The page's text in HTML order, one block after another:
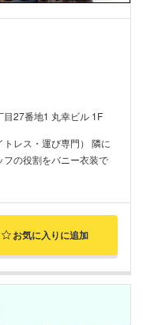
27番地1 丸幸ビル 1F
レス・運び専門） 隣に
の役割をバニー衣装で
お気に入りに追加